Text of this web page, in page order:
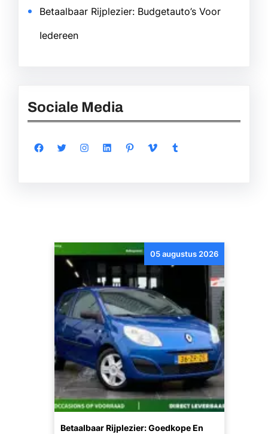
Betaalbaar Rijplezier: Budgetauto’s Voor
Iedereen
Sociale Media
Facebook Twitter Instagram LinkedIn Pinterest Vimeo Tumblr
Betaalbaar Rijplezier: Goedkope En
05 augustus 2026